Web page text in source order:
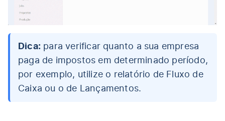
Dica: para verificar quanto a sua empresa
paga de impostos em determinado período,
por exemplo, utilize o relatório de Fluxo de
Caixa ou o de Lançamentos.